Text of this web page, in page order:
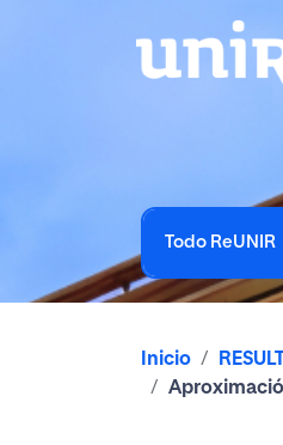
Todo ReUNIR
Inicio